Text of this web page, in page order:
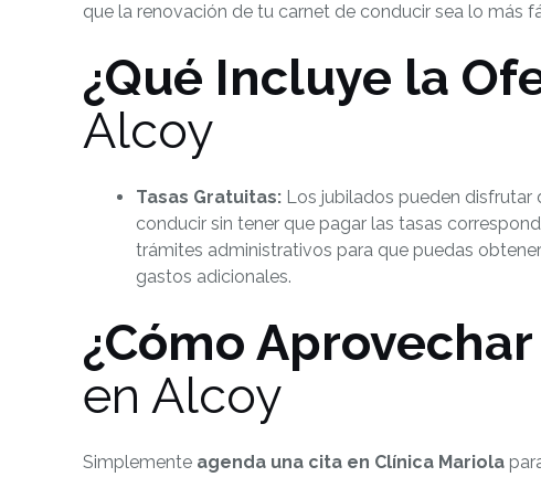
que la renovación de tu carnet de conducir sea lo más
¿Qué Incluye la
Alcoy
Tasas Gratuitas: Los jubilados pueden disfrutar
conducir sin tener que pagar las tasas
trámites administrativos para que puedas
gastos adicionales.
¿Cómo
en Alcoy
Simplemente agenda una cita en Clínica Mariola